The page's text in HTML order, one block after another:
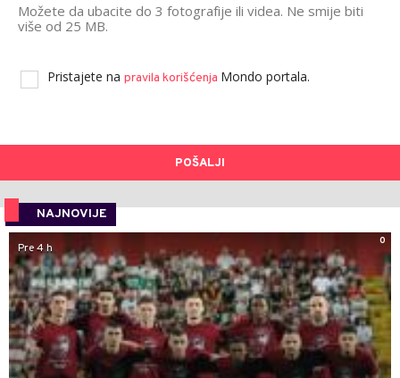
Možete da ubacite do 3 fotografije ili videa. Ne smije biti
više od 25 MB.
Pristajete na pravila korišćenja Mondo portala.
POŠALJI
NAJNOVIJE
0
Pre 4 h